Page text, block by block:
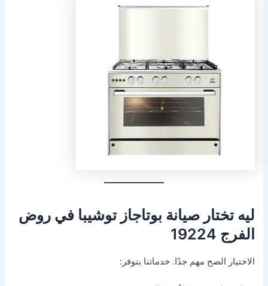
ليه تختار صيانة بوتاجاز توشيبا في روض
الفرج 19224
الاختيار الصح مهم جدًا. خدماتنا بتوفر: